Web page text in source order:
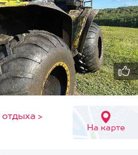
отдыха >
На карте